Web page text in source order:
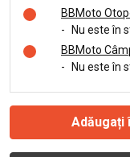
BBMoto
-
Nu este în
BBMoto
-
Nu este în
Adăugați